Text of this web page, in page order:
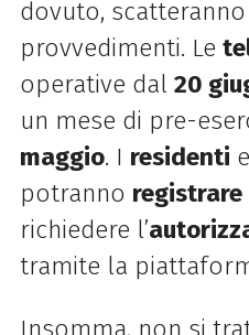
dovuto,
provvedimenti. Le
operative dal 20
un mese di pre-
maggio. I residenti
potranno
richiedere l’
tramite la